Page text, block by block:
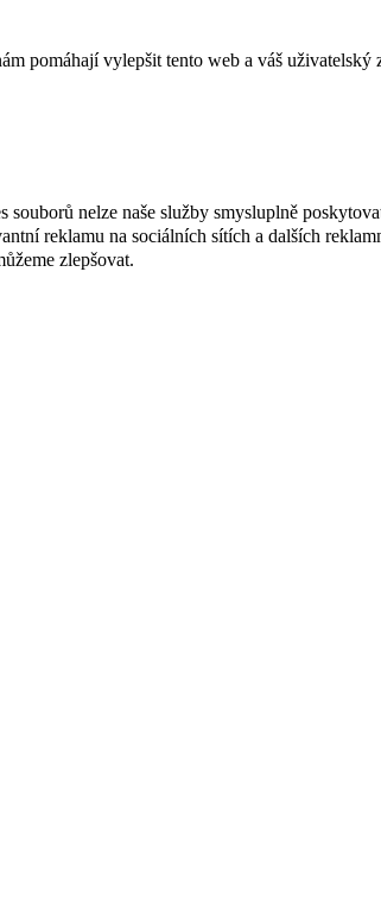
pomáhají vylepšit tento web a váš uživatelský
nelze naše služby smysluplně
reklamu na sociálních sítích a dalších
zlepšovat.